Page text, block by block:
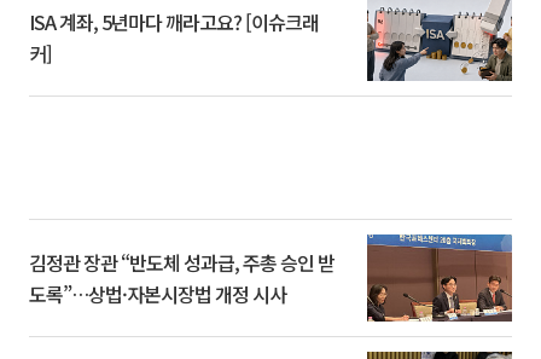
ISA 계좌, 5년마다 깨라고요? [이슈크래
커]
김정관 장관 “반도체 성과급, 주총 승인 받
도록”…상법·자본시장법 개정 시사